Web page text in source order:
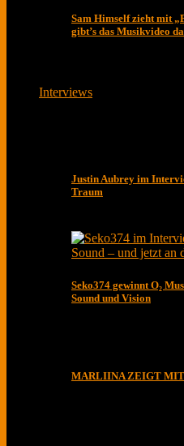
Sam Himself zieht mit
gibt’s das Musikvideo
Interviews
Justin Aubrey im
Traum
Seko374 gewinnt O₂
Sound und Vision
MARLIINA ZEIGT MIT